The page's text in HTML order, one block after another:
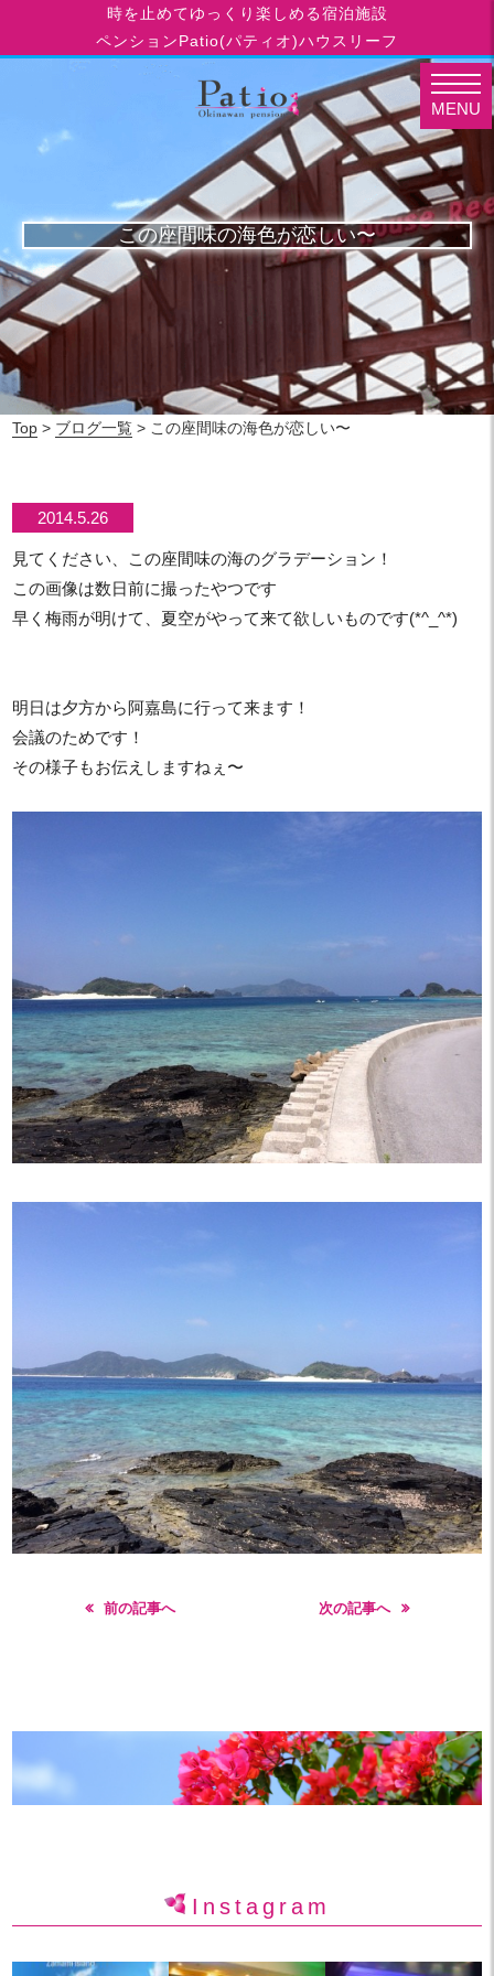
時を止めてゆっくり楽しめる宿泊施設
ペンションPatio(パティオ)ハウスリーフ
この座間味の海色が恋しい〜
Top > ブログ一覧 > この座間味の海色が恋しい〜
2014.5.26
見てください、この座間味の海のグラデーション！
この画像は数日前に撮ったやつです
早く梅雨が明けて、夏空がやって来て欲しいものです(*^_^*)
明日は夕方から阿嘉島に行って来ます！
会議のためです！
その様子もお伝えしますねぇ〜
前の記事へ 次の記事へ
Instagram
MENU